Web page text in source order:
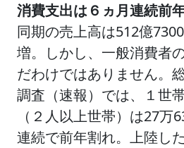
消費支出は６ヵ月連続前
同期の売上高は512億
増。しかし、一般消費者
だわけではありません。
調査（速報）では、１世
（２人以上世帯）は27万
連続で前年割れ。上陸し